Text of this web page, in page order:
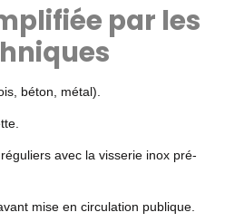
par les
béton, métal).
avec la visserie inox pré-
mise en circulation publique.